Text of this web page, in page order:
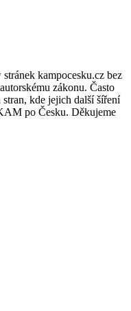
kampocesku.cz bez
zákonu. Často
kde jejich další šíření
po Česku. Děkujeme